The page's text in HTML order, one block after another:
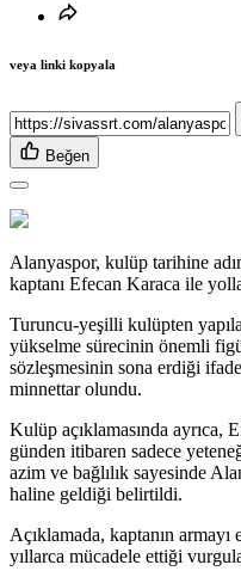
veya linki kopyala
Beğen
Alanyaspor, kulüp tarihine
kaptanı Efecan Karaca ile
Turuncu-yeşilli kulüpten
yükselme sürecinin önemli
sözleşmesinin sona erdiği
minnettar olundu.
Kulüp açıklamasında ayrıca,
günden itibaren sadece
azim ve bağlılık sayesinde
haline geldiği belirtildi.
Açıklamada, kaptanın
yıllarca mücadele ettiği